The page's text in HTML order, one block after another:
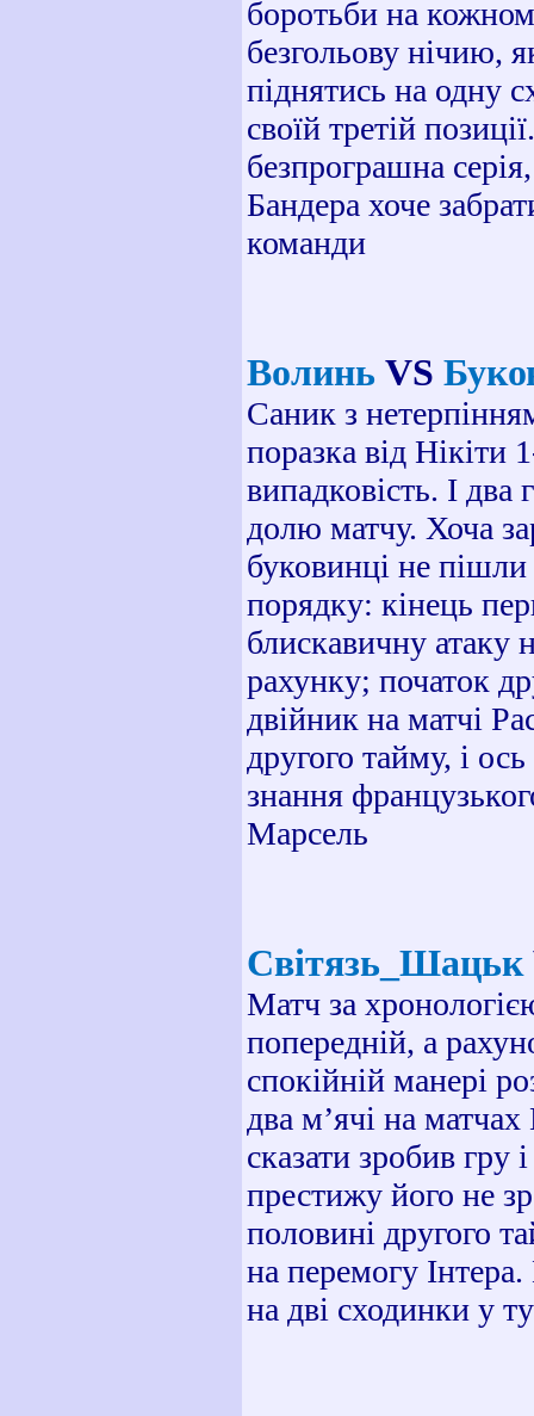
боротьби на
безгольову нічию,
піднятись на одну
своїй третій
безпрограшна
Бандера хоче
команди
Волинь VS
Саник з
поразка від
випадковість. І
долю матчу. Хоча
буковинці не
порядку: кінець
блискавичну атаку
рахунку; початок
двійник на матчі
другого тайму, і
знання
Марсель
Світязь_Шацьк
Матч за
попередній, а
спокійній манері
два м’ячі на
сказати зробив гру
престижу його не
половині другого
на перемогу
на дві сходинки у